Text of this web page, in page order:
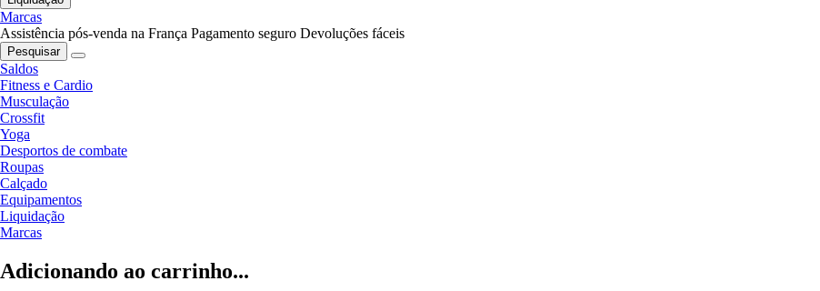
Marcas
Assistência pós-venda na França Pagamento seguro Devoluções fáceis
Pesquisar
Saldos
Fitness e Cardio
Musculação
Crossfit
Yoga
Desportos de combate
Roupas
Calçado
Equipamentos
Liquidação
Marcas
Adicionando ao carrinho...